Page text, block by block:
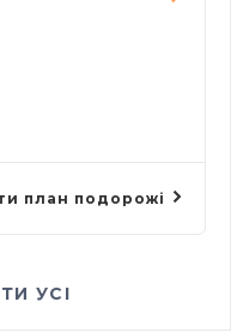
план подорожі
УСІ